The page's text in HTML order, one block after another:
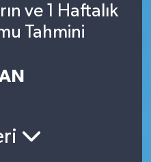
ve 1 Haftalık
Tahmini
ve Fikstür